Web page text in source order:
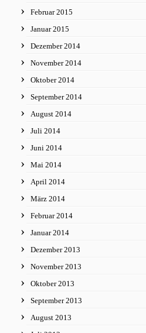
Februar 2015
Januar 2015
Dezember 2014
November 2014
Oktober 2014
September 2014
August 2014
Juli 2014
Juni 2014
Mai 2014
April 2014
März 2014
Februar 2014
Januar 2014
Dezember 2013
November 2013
Oktober 2013
September 2013
August 2013